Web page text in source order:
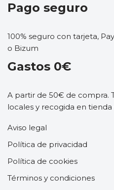
Pago seguro
100% seguro con tarjeta,
o Bizum
Gastos 0€
A partir de 50€ de compra.
locales y recogida en
Aviso legal
Política de privacidad
Política de cookies
Términos y condiciones